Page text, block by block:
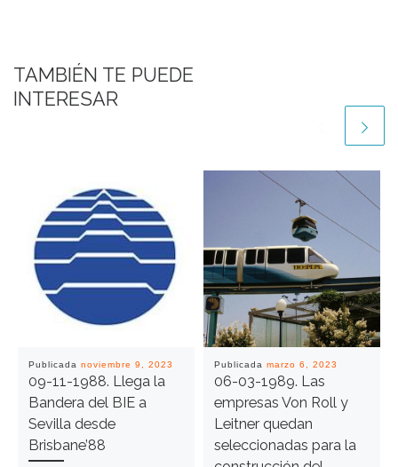
TAMBIÉN TE PUEDE
INTERESAR
Publicada noviembre 9, 2023
09-11-1988. Llega la
Bandera del BIE a
Sevilla desde
Brisbane’88
Publicada marzo 6, 2023
06-03-1989. Las
empresas Von Roll y
Leitner quedan
seleccionadas para la